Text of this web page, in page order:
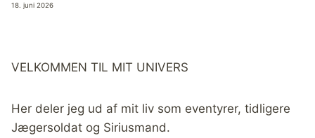
18. juni 2026
VELKOMMEN TIL MIT UNIVERS
Her deler jeg ud af mit liv som eventyrer, tidligere
Jægersoldat og Siriusmand.